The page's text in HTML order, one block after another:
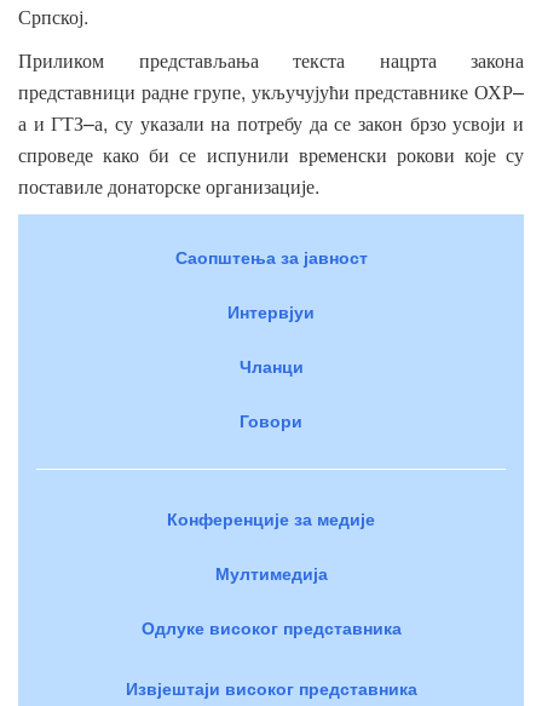
Српској.
Приликом представљања текста нацрта
закона
представници радне групе, укључујући представнике ОХР–
а и ГТЗ–а,су указали на потребу да се закон брзо усвоји и
спроведе како би се испунили временски рокови које су
поставиле донаторске организације.
Саопштења за јавност
Интервјуи
Чланци
Говори
Конференције за медије
Мултимедија
Одлуке високог представника
Извјештаји високог представника